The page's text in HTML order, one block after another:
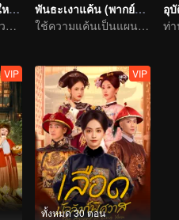
ทะลุเวลาปั้นฮ่องเต้ใหม่ ภาค 1 (พากย์ไทย)
เดือด หนุ่มทะลุมิติช่วยฮ่องเต้ถูกปลดเปลี่ยนชะตา
พันธะเงาแค้น (พากย์ไทย)
ใช้ความแค้นเป็นแผนการ มิตรภาพพันผูก
อุ
VIP
ทั้งหมด 30 ตอน
VIP